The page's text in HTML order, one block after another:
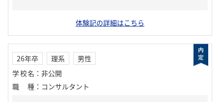
体験記の詳細はこちら
26年卒 理系
男性
学校名 ： 非公開
職種 ： コンサルタント